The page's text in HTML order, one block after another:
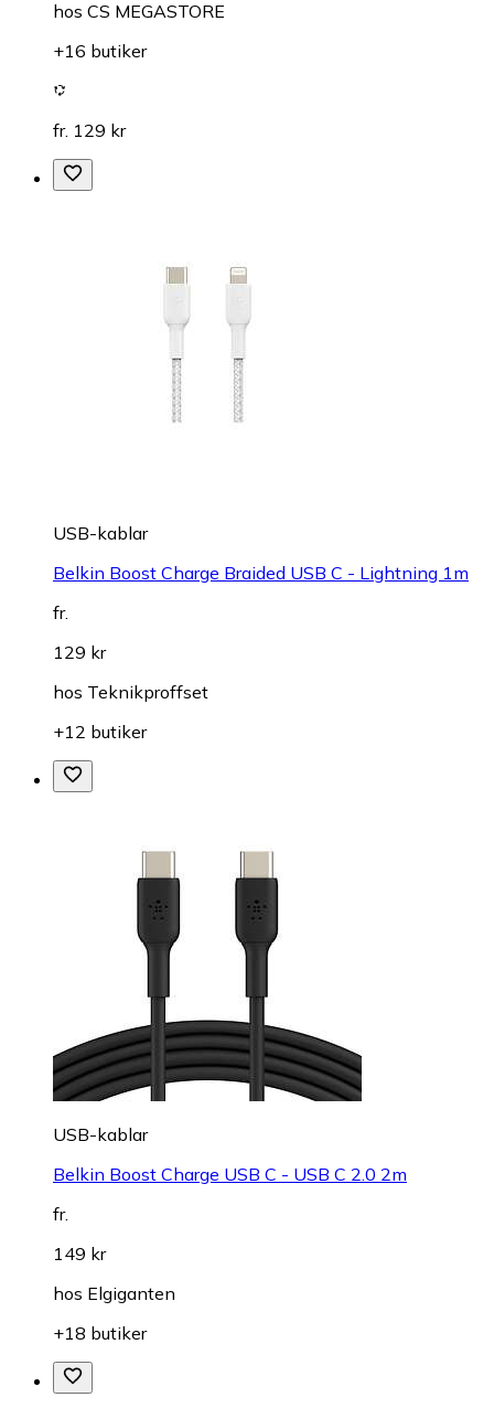
hos CS MEGASTORE
+16 butiker
fr. 129 kr
USB-kablar
Belkin Boost Charge Braided USB C - Lightning 1m
fr.
129 kr
hos Teknikproffset
+12 butiker
USB-kablar
Belkin Boost Charge USB C - USB C 2.0 2m
fr.
149 kr
hos Elgiganten
+18 butiker